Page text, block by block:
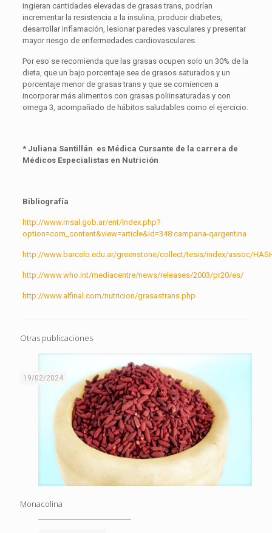
ingieran cantidades elevadas de grasas trans, podrían
incrementar la resistencia a la insulina, producir diabetes,
desarrollar inflamación, lesionar paredes vasculares y presentar
mayor riesgo de enfermedades cardiovasculares.
Por eso se recomienda que las grasas ocupen solo un 30% de la
dieta, que un bajo porcentaje sea de grasos saturados y un
porcentaje menor de grasas trans y que se comiencen a
incorporar más alimentos con grasas poliinsaturadas y con
omega 3, acompañado de hábitos saludables como el ejercicio.
* Juliana Santillán es Médica Cursante de la carrera de
Médicos Especialistas en Nutrición
Bibliografía
http://www.msal.gob.ar/ent/index.php?
option=com_content&view=article&id=348:campana-qargentina
http://www.barcelo.edu.ar/greenstone/collect/tesis/index/assoc/
http://www.who.int/mediacentre/news/releases/2003/pr20/es/
http://www.alfinal.com/nutricion/grasastrans.php
Otras publicaciones
19/02/2024
Monacolina